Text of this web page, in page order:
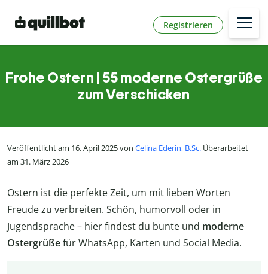
Registrieren
Frohe Ostern | 55 moderne Ostergrüße
zum Verschicken
Veröffentlicht am 16. April 2025 von Celina Ederin, B.Sc. Überarbeitet
am 31. März 2026
Ostern ist die perfekte Zeit, um mit lieben Worten
Freude zu verbreiten. Schön, humorvoll oder in
Jugendsprache – hier findest du bunte und moderne
Ostergrüßefür WhatsApp, Karten und Social Media.